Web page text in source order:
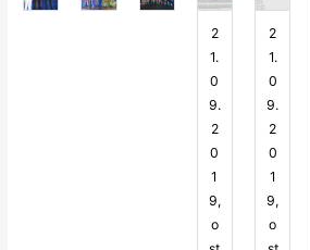
2
1.
0
9.
2
0
1
9,
o
2
1.
0
9.
2
0
1
9,
o